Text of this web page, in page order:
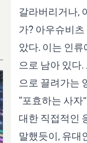
갈라버리거나,
가? 아우슈비
았다. 이는 인
으로 남아 있다
으로 끌려가는
“포효하는 사
대한 직접적인
말했듯이, 유대